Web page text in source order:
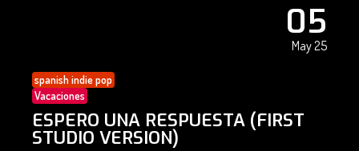
05
May 25
spanish indie pop
Vacaciones
ESPERO UNA RESPUESTA (FIRST
STUDIO VERSION)